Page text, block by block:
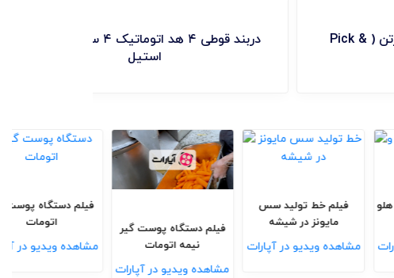
چیدمان قوطی و شیشه در کارتن ( Pick &
فیلم دستگاه پوست گیر
نیمه اتومات
مشاهده ویدیو در آپارات
مایونز در شیشه
مشاهده ویدیو در آپارات
فیلم هسته گیر آلبالو، هلو
و زردآلو
مشاهده ویدیو در آپارات